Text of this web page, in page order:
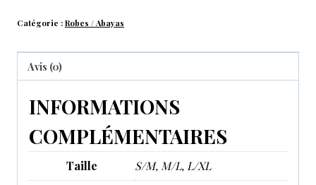
Catégorie : Robes / Abayas
Avis (0)
INFORMATIONS
COMPLÉMENTAIRES
Taille S/M, M/L, L/XL